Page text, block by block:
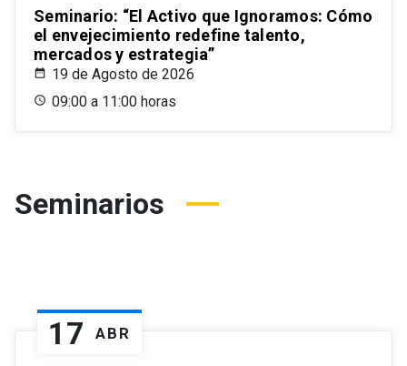
Seminario: “El Activo que Ignoramos: Cómo
el envejecimiento redefine talento,
mercados y estrategia”
19 de Agosto de 2026
09:00 a 11:00 horas
Seminarios
17 ABR